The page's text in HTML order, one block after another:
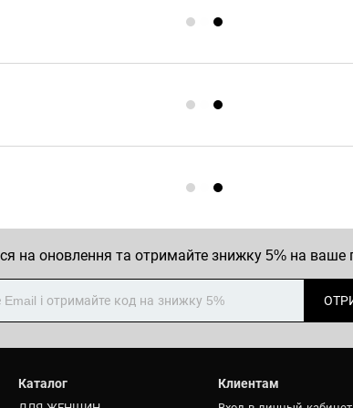
на оновлення та отримайте знижку 5% на
Каталог Клиентам